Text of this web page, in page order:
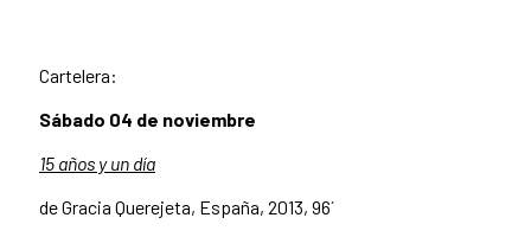
Cartelera:
Sábado 04 de noviembre
15 años y un día
de Gracia Querejeta, España, 2013, 96´